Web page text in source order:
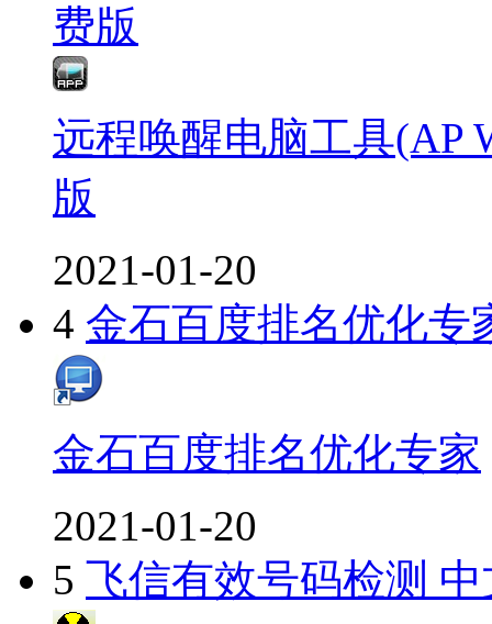
费版
远程唤醒电脑工具(AP
版
2021-01-20
4 金石百度排名优化专
金石百度排名优化专家
2021-01-20
5 飞信有效号码检测